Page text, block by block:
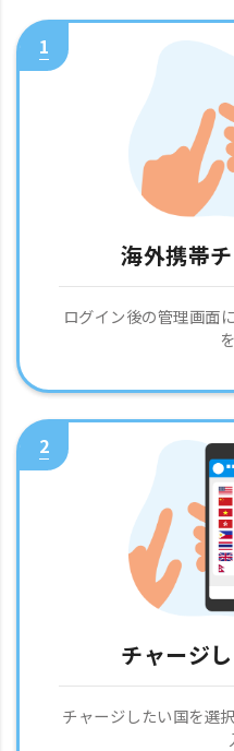
1
海外携帯
ログイン後の管理画面
2
チャージ
チャージしたい国を選